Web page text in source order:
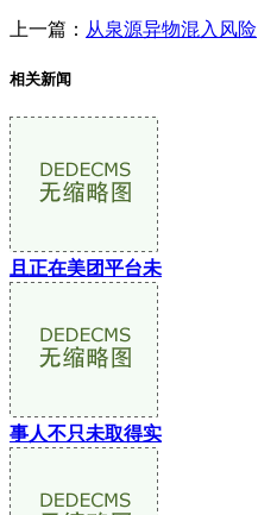
上一篇： 从泉源异物混入风险
相关新闻
且正在美团平台未
事人不只未取得实